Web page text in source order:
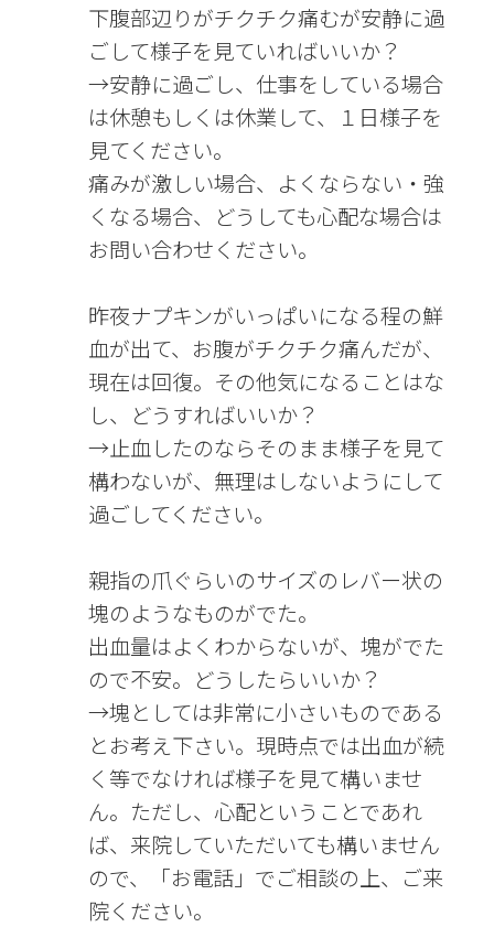
下腹部辺りがチクチク痛むが安静に過
ごして様子を見ていればいいか？
→安静に過ごし、仕事をしている場合
は休憩もしくは休業して、１日様子を
見てください。
痛みが激しい場合、よくならない・強
くなる場合、どうしても心配な場合は
お問い合わせください。
昨夜ナプキンがいっぱいになる程の鮮
血が出て、お腹がチクチク痛んだが、
現在は回復。その他気になることはな
し、どうすればいいか？
→止血したのならそのまま様子を見て
構わないが、無理はしないようにして
過ごしてください。
親指の爪ぐらいのサイズのレバー状の
塊のようなものがでた。
出血量はよくわからないが、塊がでた
ので不安。どうしたらいいか？
→塊としては非常に小さいものである
とお考え下さい。現時点では出血が続
く等でなければ様子を見て構いませ
ん。ただし、心配ということであれ
ば、来院していただいても構いません
ので、「お電話」でご相談の上、ご来
院ください。